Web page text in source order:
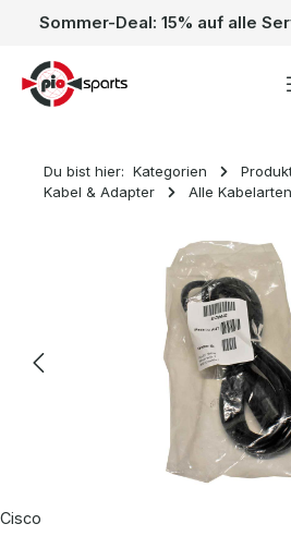
Zum Hauptinhalt springen
Du bist hier: Kategorien
Kabel & Adapter
Alle Kabelarten
Bildergalerie überspringen
Cisco